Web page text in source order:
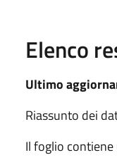
Elenco
Ultimo
Riassunto dei
Il foglio